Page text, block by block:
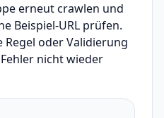
erneut crawlen und
Beispiel-URL prüfen.
Regel oder Validierung
nicht wieder